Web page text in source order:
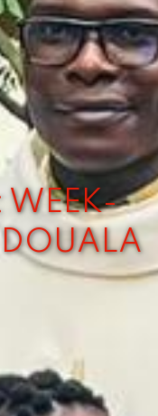
WEEK-